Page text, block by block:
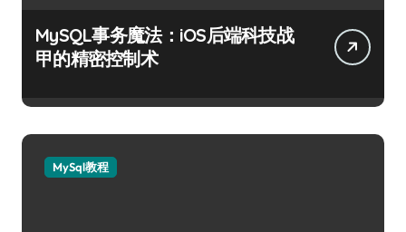
MySQL事务魔法：iOS后端科技战
甲的精密控制术
MySql教程